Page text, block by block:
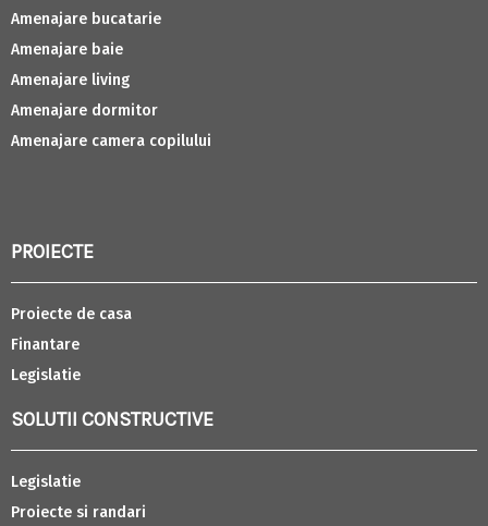
Amenajare bucatarie
Amenajare baie
Amenajare living
Amenajare dormitor
Amenajare camera copilului
PROIECTE
Proiecte de casa
Finantare
Legislatie
SOLUTII CONSTRUCTIVE
Legislatie
Proiecte si randari